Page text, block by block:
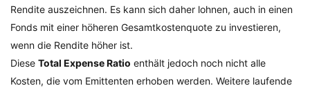
Rendite auszeichnen. Es kann sich daher lohnen, auch in einen
Fonds mit einer höheren Gesamtkostenquote zu investieren,
wenn die Rendite höher ist.
Diese Total Expense Ratio enthält jedoch noch nicht alle
Kosten, die vom Emittenten erhoben werden. Weitere laufende